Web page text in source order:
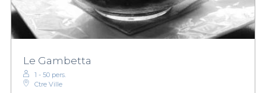
Le Gambetta
1 - 50 pers.
Ctre Ville